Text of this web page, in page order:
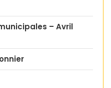
– Avril